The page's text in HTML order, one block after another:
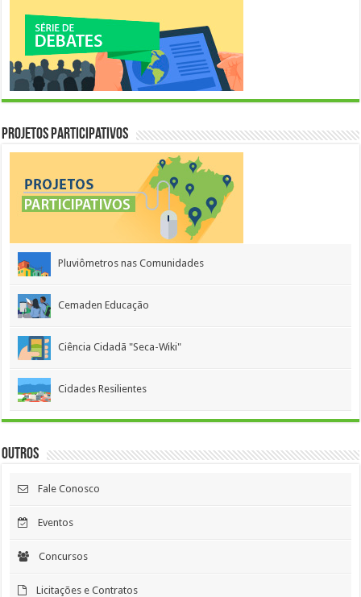
Projetos Participativos
Pluviômetros nas Comunidades
Cemaden Educação
Ciência Cidadã "Seca-Wiki"
Cidades Resilientes
Outros
Fale Conosco
Eventos
Concursos
Licitações e Contratos